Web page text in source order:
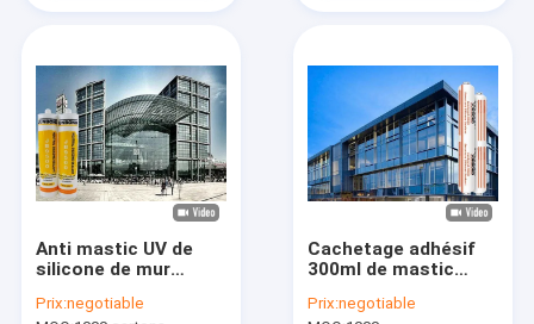
Anti mastic UV de
silicone de mur
neutre en verre
Prix:negotiable
Cachetage adhésif
300ml de mastic
de silicone de cuisine
Prix:negotiable